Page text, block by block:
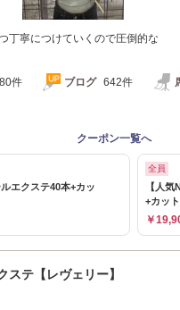
丁寧につけていくので圧倒的な
件 ブログ 642件
クーポン一覧へ
エクステ40本+カッ
全員
【人
+カッ
￥
ステ【レヴェリー】